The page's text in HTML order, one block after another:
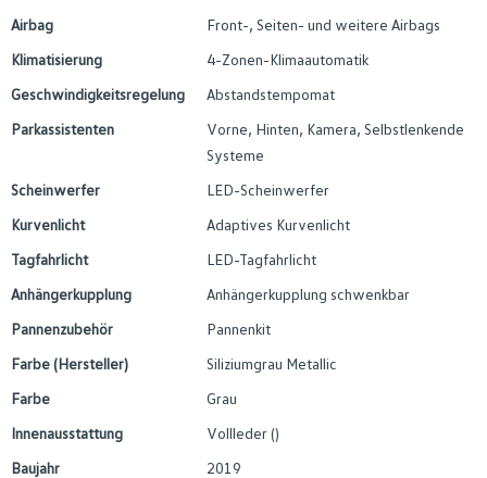
Airbag
Front-, Seiten- und weitere Airbags
Klimatisierung
4-Zonen-Klimaautomatik
Geschwindigkeitsregelung
Abstandstempomat
Parkassistenten
Vorne, Hinten, Kamera, Selbstlenkende
Systeme
Scheinwerfer
LED-Scheinwerfer
Kurvenlicht
Adaptives Kurvenlicht
Tagfahrlicht
LED-Tagfahrlicht
Anhängerkupplung
Anhängerkupplung schwenkbar
Pannenzubehör
Pannenkit
Farbe (Hersteller)
Siliziumgrau Metallic
Farbe
Grau
Innenausstattung
Vollleder ()
Baujahr
2019